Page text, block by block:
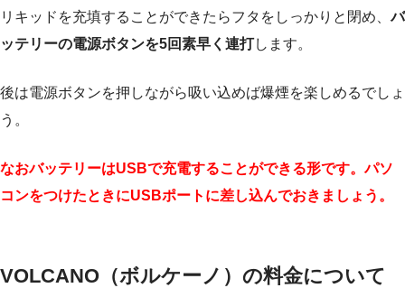
リキッドを充填することができたらフタをしっかりと閉め、バ
ッテリーの電源ボタンを5回素早く連打します。
後は電源ボタンを押しながら吸い込めば爆煙を楽しめるでしょ
う。
なおバッテリーはUSBで充電することができる形です。パソ
コンをつけたときにUSBポートに差し込んでおきましょう。
VOLCANO（ボルケーノ）の料金について